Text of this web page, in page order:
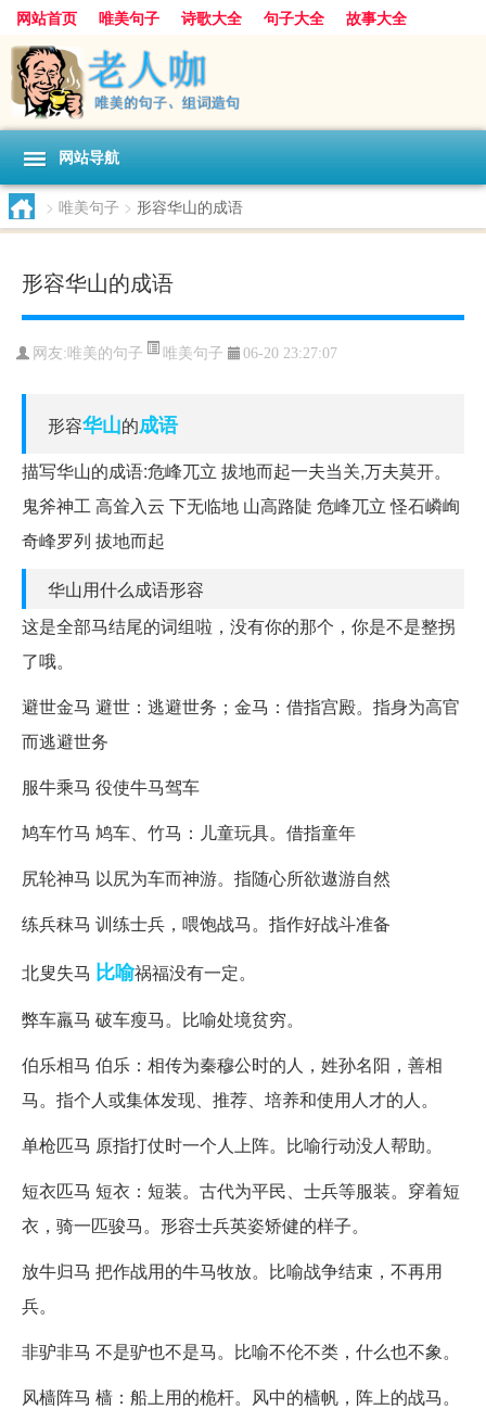
网站首页 唯美句子 诗歌大全 句子大全
故事大全
人生感悟
其他美文 美文欣赏
感人故事
句子分类
网站导航
> 唯美句子 > 形容华山的成语
形容华山的成语
网友: 唯美的句子 唯美句子 06-20 23:27:07
形容华山的成语
描写华山的成语:危峰兀立 拔地而起一夫当关,万夫莫开。
鬼斧神工 高耸入云 下无临地 山高路陡 危峰兀立 怪石嶙峋
奇峰罗列 拔地而起
华山用什么成语形容
这是全部马结尾的词组啦，没有你的那个，你是不是整拐
了哦。
避世金马 避世：逃避世务；金马：借指宫殿。指身为高官
而逃避世务
服牛乘马 役使牛马驾车
鸠车竹马 鸠车、竹马：儿童玩具。借指童年
尻轮神马 以尻为车而神游。指随心所欲遨游自然
练兵秣马 训练士兵，喂饱战马。指作好战斗准备
北叟失马 比喻祸福没有一定。
弊车羸马 破车瘦马。比喻处境贫穷。
伯乐相马 伯乐：相传为秦穆公时的人，姓孙名阳，善相
马。指个人或集体发现、推荐、培养和使用人才的人。
单枪匹马 原指打仗时一个人上阵。比喻行动没人帮助。
短衣匹马 短衣：短装。古代为平民、士兵等服装。穿着短
衣，骑一匹骏马。形容士兵英姿矫健的样子。
放牛归马 把作战用的牛马牧放。比喻战争结束，不再用
兵。
非驴非马 不是驴也不是马。比喻不伦不类，什么也不象。
风樯阵马 樯：船上用的桅杆。风中的樯帆，阵上的战马。